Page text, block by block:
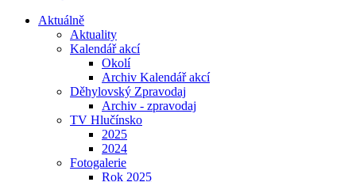
Aktuálně
Aktuality
Kalendář akcí
Okolí
Archiv Kalendář akcí
Děhylovský Zpravodaj
Archiv - zpravodaj
TV Hlučínsko
2025
2024
Fotogalerie
Rok 2025